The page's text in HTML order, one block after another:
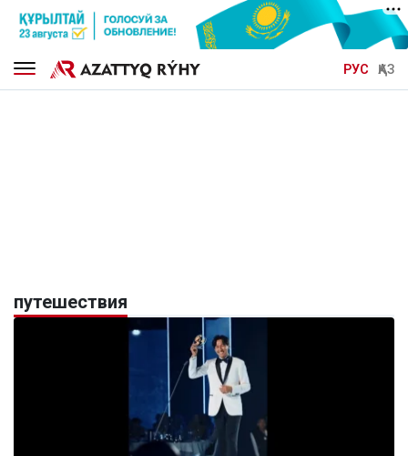
РУС ҚАЗ
путешествия